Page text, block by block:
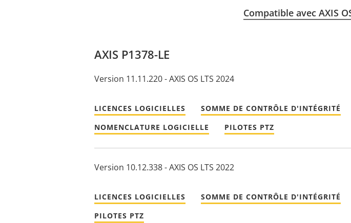
Compatible avec AXIS
AXIS P1378-LE
Version 11.11.220 - AXIS OS LTS 2024
LICENCES LOGICIELLES
SOMME DE CONTRÔLE D'INTÉGRITÉ
NOMENCLATURE LOGICIELLE
PILOTES PTZ
Version 10.12.338 - AXIS OS LTS 2022
LICENCES LOGICIELLES
SOMME DE CONTRÔLE D'INTÉGRITÉ
PILOTES PTZ